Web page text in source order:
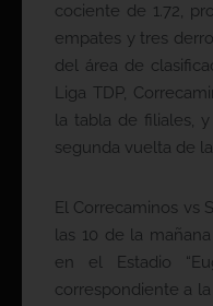
cociente de 1.72,
empates y tres
del área de
Liga TDP,
la tabla de filiales,
segunda vuelta de
El Correcaminos vs
las 10 de la
en el Estadio
correspondiente a